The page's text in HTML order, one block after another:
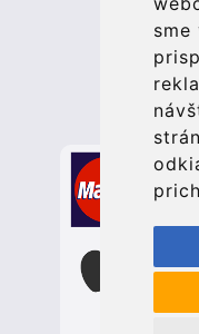
sme
Secure